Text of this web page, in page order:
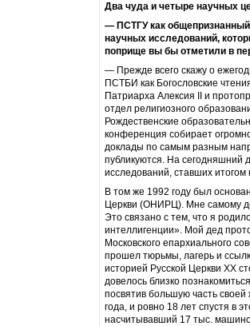
Два чуда и четыре научных
— ПСТГУ как общепризнанный
научных исследований,
поприще вы бы отметили в
— Прежде всего скажу о
ПСТБИ как Богословские
Патриарха Алексия II и
отдел религиозного
Рождественские
конференция собирает
доклады по самым разным
публикуются. На сегодняшний
исследований, ставших
В том же 1992 году был
Церкви (ОНИРЦ). Мне самому
Это связано с тем, что я
интеллигенции». Мой дед
Московского епархиального
прошел тюрьмы, лагерь и
историей Русской Церкви ХХ
довелось близко
посвятив большую часть
года, и ровно 18 лет спустя в
насчитывавший 17 тыс.